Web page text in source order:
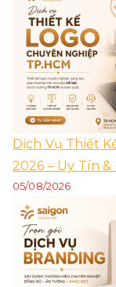
Dịch Vụ Thiết
2026 – Uy Tín
05/08/2026